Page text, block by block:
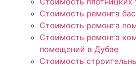
Стоимость ремонта
Стоимость ремонта
Стоимость ремонта
помещений в Дубае
Стоимость